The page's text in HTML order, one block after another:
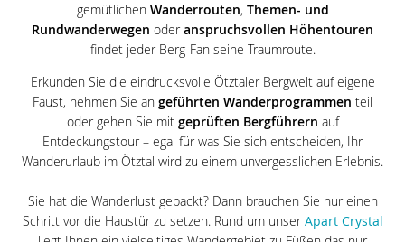
gemütlichen Wanderrouten, Themen- und
Rundwanderwegen oder anspruchsvollen Höhentouren
findet jeder Berg-Fan seine Traumroute.
Erkunden Sie die eindrucksvolle Ötztaler Bergwelt auf eigene
Faust, nehmen Sie an geführten Wanderprogrammen teil
oder gehen Sie mit geprüften Bergführern auf
Entdeckungstour – egal für was Sie sich entscheiden, Ihr
Wanderurlaub im Ötztal wird zu einem unvergesslichen Erlebnis.
Sie hat die Wanderlust gepackt? Dann brauchen Sie nur einen
Schritt vor die Haustür zu setzen. Rund um unserApart Crystal